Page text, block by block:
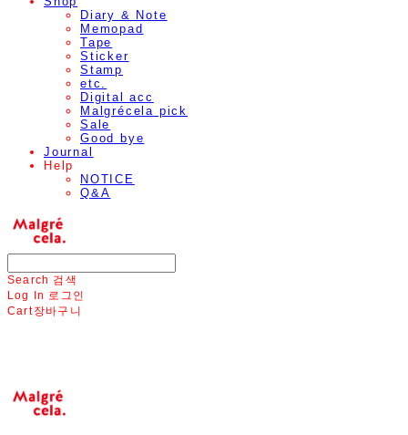
Diary & Note
Memopad
Tape
Sticker
Stamp
etc.
Digital acc
Malgrécela pick
Sale
Good bye
Journal
Help
NOTICE
Q&A
Search 검색
Log In 로그인
Cart장바구니